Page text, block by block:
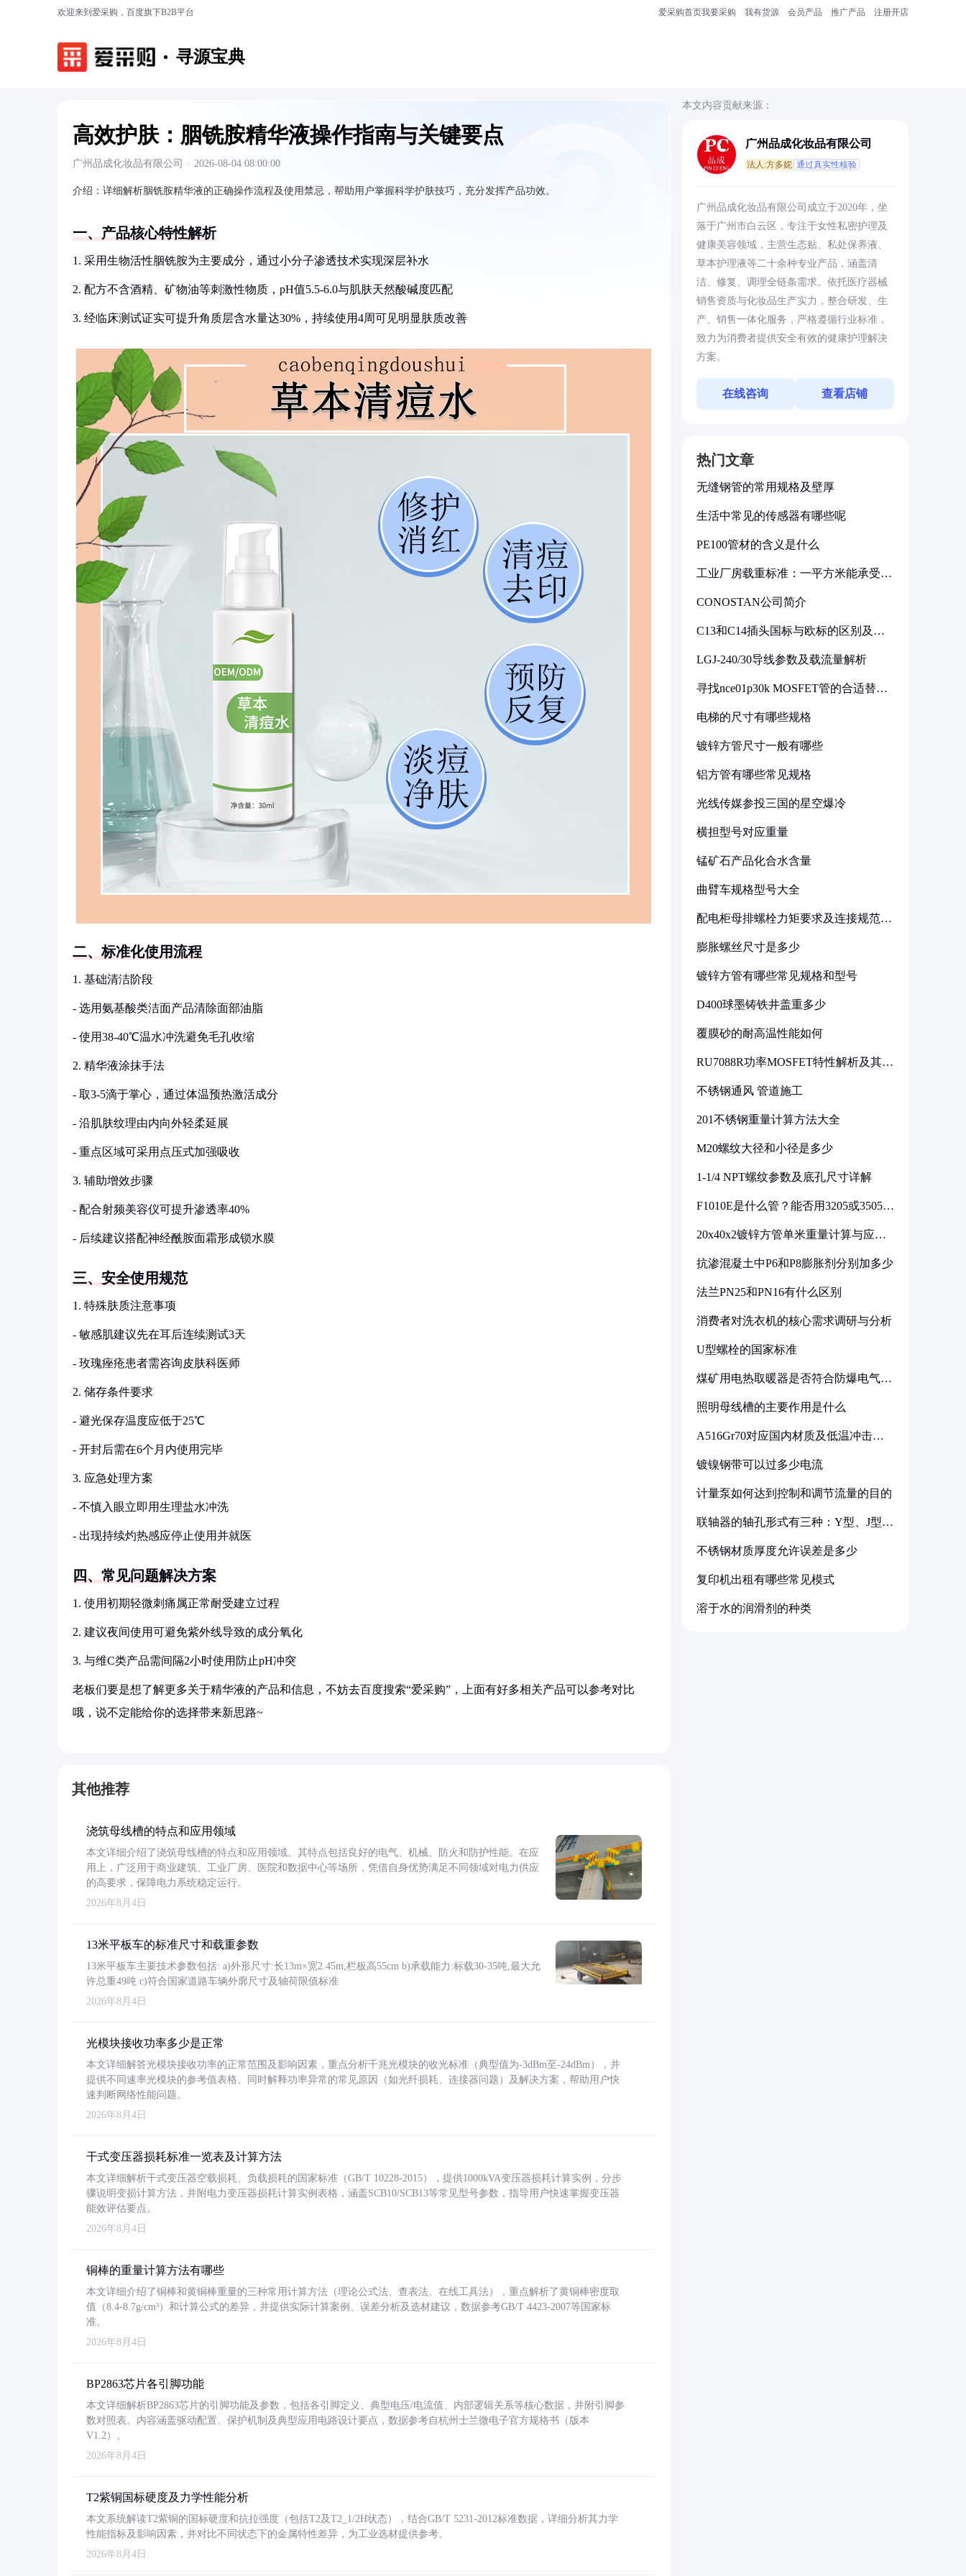
欢迎来到爱采购，百度旗下B2B平台 爱采购首页我要采购 我有货源 会员产品 推广产品 注册开店
寻源宝典
高效护肤：胭铣胺精华液操作指南与关键要点
广州品成化妆品有限公司 · 2026-08-04 08:00:00
介绍： 详细解析胭铣胺精华液的正确操作流程及使用禁忌，帮助用户掌握科学护肤技巧，充分发挥产品功效。
一、产品核心特性解析
1. 采用生物活性胭铣胺为主要成分，通过小分子渗透技术实现深层补水
2. 配方不含酒精、矿物油等刺激性物质，pH值5.5-6.0与肌肤天然酸碱度匹配
3. 经临床测试证实可提升角质层含水量达30%，持续使用4周可见明显肤质改善
二、标准化使用流程
1. 基础清洁阶段
- 选用氨基酸类洁面产品清除面部油脂
- 使用38-40℃温水冲洗避免毛孔收缩
2. 精华液涂抹手法
- 取3-5滴于掌心，通过体温预热激活成分
- 沿肌肤纹理由内向外轻柔延展
- 重点区域可采用点压式加强吸收
3. 辅助增效步骤
- 配合射频美容仪可提升渗透率40%
- 后续建议搭配神经酰胺面霜形成锁水膜
三、安全使用规范
1. 特殊肤质注意事项
- 敏感肌建议先在耳后连续测试3天
- 玫瑰痤疮患者需咨询皮肤科医师
2. 储存条件要求
- 避光保存温度应低于25℃
- 开封后需在6个月内使用完毕
3. 应急处理方案
- 不慎入眼立即用生理盐水冲洗
- 出现持续灼热感应停止使用并就医
四、常见问题解决方案
1. 使用初期轻微刺痛属正常耐受建立过程
2. 建议夜间使用可避免紫外线导致的成分氧化
3. 与维C类产品需间隔2小时使用防止pH冲突
老板们要是想了解更多关于精华液的产品和信息，不妨去百度搜索“爱采购”，上面有好多相关产品可以参考对比
哦，说不定能给你的选择带来新思路~
其他推荐
浇筑母线槽的特点和应用领域
本文详细介绍了浇筑母线槽的特点和应用领域。其特点包括良好的电气、机械、防火和防护性能。在应
用上，广泛用于商业建筑、工业厂房、医院和数据中心等场所，凭借自身优势满足不同领域对电力供应
的高要求，保障电力系统稳定运行。
2026年8月4日
13米平板车的标准尺寸和载重参数
13米平板车主要技术参数包括: a)外形尺寸:长13m×宽2.45m,栏板高55cm b)承载能力:标载30-35吨,最大允
许总重49吨 c)符合国家道路车辆外廓尺寸及轴荷限值标准
2026年8月4日
光模块接收功率多少是正常
本文详细解答光模块接收功率的正常范围及影响因素，重点分析千兆光模块的收光标准（典型值为-3dBm至-24dBm），并
提供不同速率光模块的参考值表格。同时解释功率异常的常见原因（如光纤损耗、连接器问题）及解决方案，帮助用户快
速判断网络性能问题。
2026年8月4日
干式变压器损耗标准一览表及计算方法
本文详细解析干式变压器空载损耗、负载损耗的国家标准（GB/T 10228-2015），提供1000kVA变压器损耗计算实例，分步
骤说明变损计算方法，并附电力变压器损耗计算实例表格，涵盖SCB10/SCB13等常见型号参数，指导用户快速掌握变压器
能效评估要点。
2026年8月4日
铜棒的重量计算方法有哪些
本文详细介绍了铜棒和黄铜棒重量的三种常用计算方法（理论公式法、查表法、在线工具法），重点解析了黄铜棒密度取
值（8.4-8.7g/cm³）和计算公式的差异，并提供实际计算案例、误差分析及选材建议，数据参考GB/T 4423-2007等国家标
准。
2026年8月4日
BP2863芯片各引脚功能
本文详细解析BP2863芯片的引脚功能及参数，包括各引脚定义、典型电压/电流值、内部逻辑关系等核心数据，并附引脚参
数对照表。内容涵盖驱动配置、保护机制及典型应用电路设计要点，数据参考自杭州士兰微电子官方规格书（版本
V1.2）。
2026年8月4日
T2紫铜国标硬度及力学性能分析
本文系统解读T2紫铜的国标硬度和抗拉强度（包括T2及T2_1/2H状态），结合GB/T 5231-2012标准数据，详细分析其力学
性能指标及影响因素，并对比不同状态下的金属特性差异，为工业选材提供参考。
2026年8月4日
本文内容贡献来源：
广州品成化妆品有限公司
法人:方多妮 通过真实性核验
广州品成化妆品有限公司成立于2020年，坐
落于广州市白云区，专注于女性私密护理及
健康美容领域，主营生态贴、私处保养液、
草本护理液等二十余种专业产品，涵盖清
洁、修复、调理全链条需求。依托医疗器械
销售资质与化妆品生产实力，整合研发、生
产、销售一体化服务，严格遵循行业标准，
致力为消费者提供安全有效的健康护理解决
方案。
在线咨询 查看店铺
热门文章
无缝钢管的常用规格及壁厚
生活中常见的传感器有哪些呢
PE100管材的含义是什么
工业厂房载重标准：一平方米能承受多
CONOSTAN公司简介
C13和C14插头国标与欧标的区别及其
LGJ-240/30导线参数及载流量解析
寻找nce01p30k MOSFET管的合适替代
电梯的尺寸有哪些规格
镀锌方管尺寸一般有哪些
铝方管有哪些常见规格
光线传媒参投三国的星空爆冷
横担型号对应重量
锰矿石产品化合水含量
曲臂车规格型号大全
配电柜母排螺栓力矩要求及连接规范详
膨胀螺丝尺寸是多少
镀锌方管有哪些常见规格和型号
D400球墨铸铁井盖重多少
覆膜砂的耐高温性能如何
RU7088R功率MOSFET特性解析及其在
不锈钢通风 管道施工
201不锈钢重量计算方法大全
M20螺纹大径和小径是多少
1-1/4 NPT螺纹参数及底孔尺寸详解
F1010E是什么管？能否用3205或3505代
20x40x2镀锌方管单米重量计算与应用
抗渗混凝土中P6和P8膨胀剂分别加多少
法兰PN25和PN16有什么区别
消费者对洗衣机的核心需求调研与分析
U型螺栓的国家标准
煤矿用电热取暖器是否符合防爆电气设
照明母线槽的主要作用是什么
A516Gr70对应国内材质及低温冲击要
镀镍钢带可以过多少电流
计量泵如何达到控制和调节流量的目的
联轴器的轴孔形式有三种：Y型、J型、
不锈钢材质厚度允许误差是多少
复印机出租有哪些常见模式
溶于水的润滑剂的种类